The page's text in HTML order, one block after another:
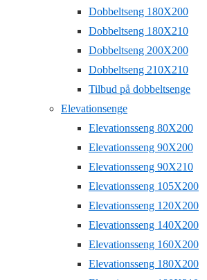
Dobbeltseng 180X200
Dobbeltseng 180X210
Dobbeltseng 200X200
Dobbeltseng 210X210
Tilbud på dobbeltsenge
Elevationsenge
Elevationsseng 80X200
Elevationsseng 90X200
Elevationsseng 90X210
Elevationsseng 105X200
Elevationsseng 120X200
Elevationsseng 140X200
Elevationsseng 160X200
Elevationsseng 180X200